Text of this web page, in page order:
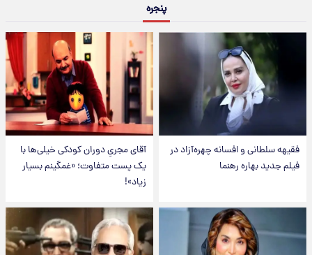
پنجره
فقیهه سلطانی و افسانه چهره‌آزاد در
فیلم جدید بهاره رهنما
آقای مجریِ دوران کودکی خیلی‌ها با
یک پست متفاوت؛ «غمگینم بسیار
زیاد»!